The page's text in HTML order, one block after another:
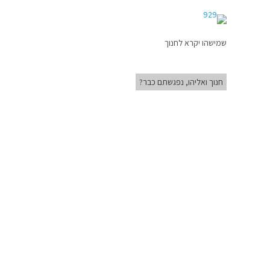
שמישהו יקרא לחנוך
חנוך ואליהו, נפגשתם כבר?